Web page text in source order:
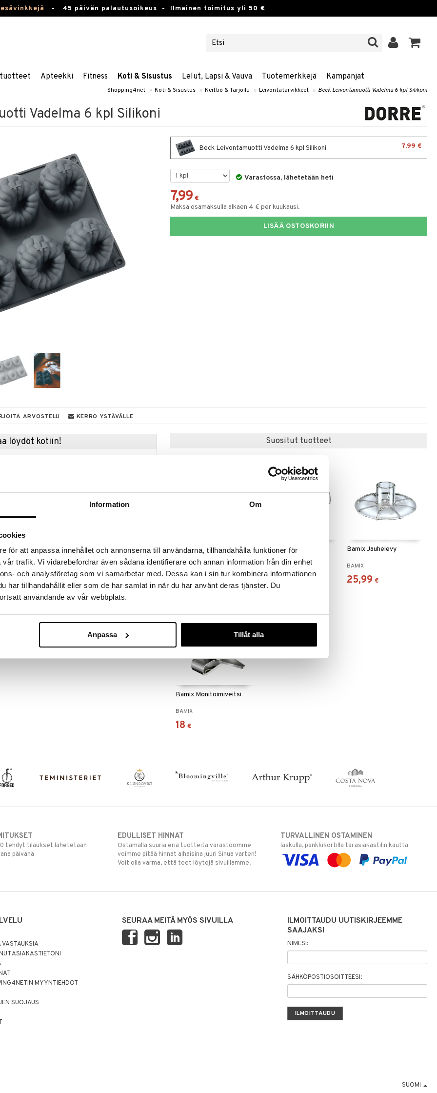
Information Om
för att anpassa innehållet och annonserna till användarna, tillhandahålla funktioner för
trafik. Vi vidarebefordrar även sådana identifierare och annan information från din enhet
och analysföretag som vi samarbetar med. Dessa kan i sin tur kombinera informationen
har tillhandahållit eller som de har samlat in när du har använt deras tjänster. Du
användande av vår webbplats.
Anpassa Tillåt alla
- 45 päivän palautusoikeus - Ilmainen toimitus yli 50 €
Apteekki Fitness Koti & Sisustus Lelut, Lapsi & Vauva Tuotemerkkejä Kampanjat
Shopping4net » Koti & Sisustus » Keittiö & Tarjoilu » Leivontatarvikkeet » Beck Leivontamuotti Vadelma 6 kpl Silikoni
Vadelma 6 kpl Silikoni
Beck Leivontamuotti Vadelma 6 kpl Silikoni 7,99 €
Varastossa, lähetetään heti
7,99 €
Maksa osamaksulla alkaen 4 € per kuukausi.
LISÄÄ OSTOSKORIIN
ARVOSTELU KERRO YSTÄVÄLLE
löydöt kotiin!
muodostaa kuusi suurempaa vadelmaa,
Materiaali tekee vuoasta joustavan ja helpon
leivonnaisiin, mousseihin ja jälkiruokiin, joissa
Suositut tuotteet
Margrethe-kulho Carbon
ROSTI
alk. 10,64
Allie Omenaleikkuri 12
lohkoa
DORRE
14 €
Bamix Jauhelevy
BAMIX
25,99 €
Bamix Monitoimiveitsi
BAMIX
18 €
tehdyt tilaukset lähetetään
päivänä
EDULLISET HINNAT
Ostamalla suuria eriä tuotteita varastoomme
voimme pitää hinnat alhaisina juuri Sinua varten!
Voit olla varma, että teet löytöjä sivuillamme.
TURVALLINEN OSTAMINEN
laskulla, pankkikortilla tai asiakastilin kautta
ASIAKASTIETONI
MYYNTIEHDOT
SUOJAUS
SEURAA MEITÄ MYÖS SIVUILLA
ILMOITTAUDU UUTISKIRJEEMME
SAAJAKSI
NIMESI:
SÄHKÖPOSTIOSOITTEESI:
SUOMI